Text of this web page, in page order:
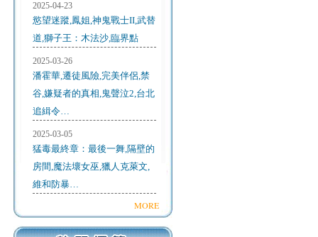
2025-04-23
慾望迷蹤,鳳姐,神鬼戰士II,武替
道,獅子王：木法沙,臨界點
2025-03-26
潘霍華,遷徒風險,完美伴侶,禁
谷,嫌疑者的真相,鬼聲泣2,台北
追緝令…
2025-03-05
猛毒最終章：最後一舞,隔壁的
房間,魔法壞女巫,獵人克萊文,
維和防暴…
MORE